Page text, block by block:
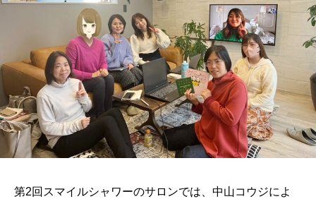
第2回スマイルシャワーのサロンでは、中山コウジによ